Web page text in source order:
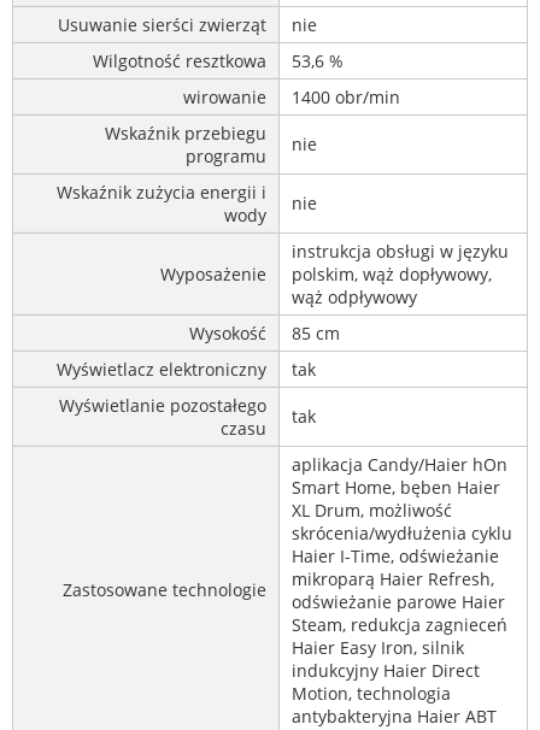
Usuwanie sierści zwierząt
nie
Wilgotność resztkowa
53,6 %
wirowanie
1400 obr/min
Wskaźnik przebiegu
programu
nie
Wskaźnik zużycia energii i
wody
nie
Wyposażenie
instrukcja obsługi w języku
polskim, wąż dopływowy,
wąż odpływowy
Wysokość
85 cm
Wyświetlacz elektroniczny
tak
Wyświetlanie pozostałego
czasu
tak
Zastosowane technologie
aplikacja Candy/Haier hOn
Smart Home, bęben Haier
XL Drum, możliwość
skrócenia/wydłużenia cyklu
Haier I-Time, odświeżanie
mikroparą Haier Refresh,
odświeżanie parowe Haier
Steam, redukcja zagnieceń
Haier Easy Iron, silnik
indukcyjny Haier Direct
Motion, technologia
antybakteryjna Haier ABT